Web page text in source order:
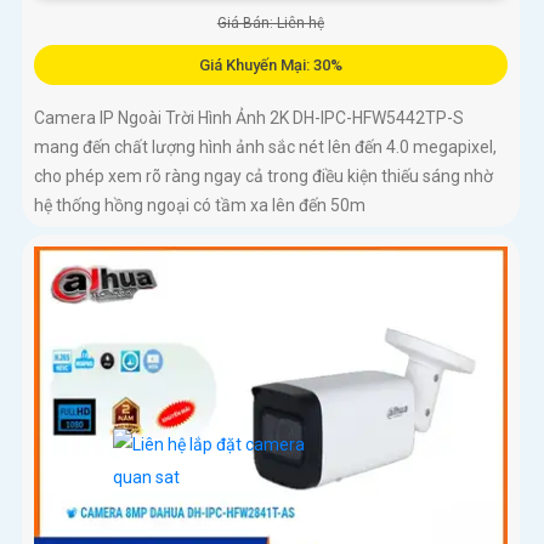
Giá Bán: Liên hệ
Giá Khuyến Mại: 30%
Camera IP Ngoài Trời Hình Ảnh 2K DH-IPC-HFW5442TP-S
mang đến chất lượng hình ảnh sắc nét lên đến 4.0 megapixel,
cho phép xem rõ ràng ngay cả trong điều kiện thiếu sáng nhờ
hệ thống hồng ngoại có tầm xa lên đến 50m